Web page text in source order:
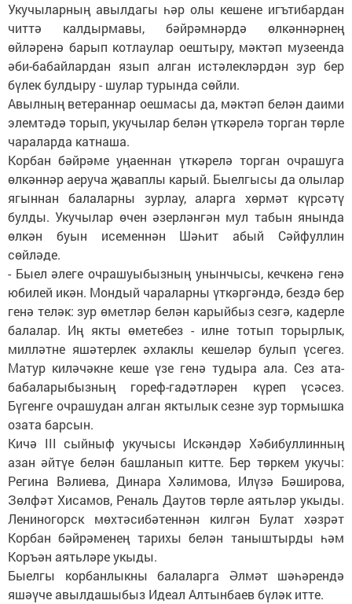
Укучыларның авылдагы һәр олы кешене игътибардан
читтә калдырмавы, бәйрәмнәрдә өлкәннәрнең
өйләренә барып котлаулар оештыру, мәктәп музеенда
әби-бабайлардан язып алган истәлекләрдән зур бер
бүлек булдыру - шулар турында сөйли.
Авылның ветераннар оешмасы да, мәктәп белән даими
элемтәдә торып, укучылар белән үткәрелә торган төрле
чараларда катнаша.
Корбан бәйрәме уңаеннан үткәрелә торган очрашуга
өлкәннәр аеруча җаваплы карый. Быелгысы да олылар
ягыннан балаларны зурлау, аларга хөрмәт күрсәтү
булды. Укучылар өчен әзерләнгән мул табын янында
өлкән буын исеменнән Шәһит абый Сәйфуллин
сөйләде.
- Быел әлеге очрашуыбызның унынчысы, кечкенә генә
юбилей икән. Мондый чараларны үткәргәндә, бездә бер
генә теләк: зур өметләр белән карыйбыз сезгә, кадерле
балалар. Иң якты өметебез - илне тотып торырлык,
милләтне яшәтерлек әхлаклы кешеләр булып үсегез.
Матур киләчәкне кеше үзе генә тудыра ала. Сез ата-
бабаларыбызның гореф-гадәтләрен күреп үсәсез.
Бүгенге очрашудан алган яктылык сезне зур тормышка
озата барсын.
Кичә III сыйныф укучысы Искәндәр Хәбибуллинның
азан әйтүе белән башланып китте. Бер төркем укучы:
Регина Вәлиева, Динара Хәлимова, Илүзә Бәширова,
Зөлфәт Хисамов, Реналь Даутов төрле аятьләр укыды.
Лениногорск мөхтәсибәтеннән килгән Булат хәзрәт
Корбан бәйрәменең тарихы белән таныштырды һәм
Коръән аятьләре укыды.
Быелгы корбанлыкны балаларга Әлмәт шәһәрендә
яшәүче авылдашыбыз Идеал Алтынбаев бүләк итте.